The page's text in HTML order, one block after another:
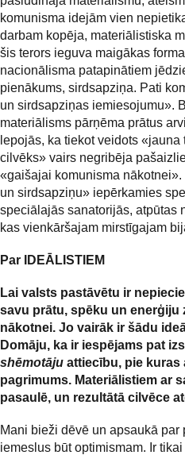
komunisma idejām vien
darbam kopēja, materiālistiska
šis terors ieguva maigākas
nacionālisma patapinātiem
pienākums, sirdsapziņa. Pati
un sirdsapziņas iemiesojumu».
materiālisms pārņēma prātus
lepojās, ka tiekot veidots
cilvēks» vairs negribēja
«gaišajai komunisma
un sirdsapziņu» iepērkamies
speciālajās sanatorijās, atpūtas
kas vienkāršajam mirstīgajam
Par IDEĀLISTIEM
Lai valsts pastāvētu ir
savu prātu, spēku un enerģiju
nākotnei. Jo vairāk ir šādu
Domāju, ka ir iespējams pat
shēmotāju attiecību, pie kuras
pagrimums. Materiālistiem ar
pasaulē, un rezultātā cilvēce
Mani bieži dēvē un apsaukā
iemeslus būt optimismam. Ir